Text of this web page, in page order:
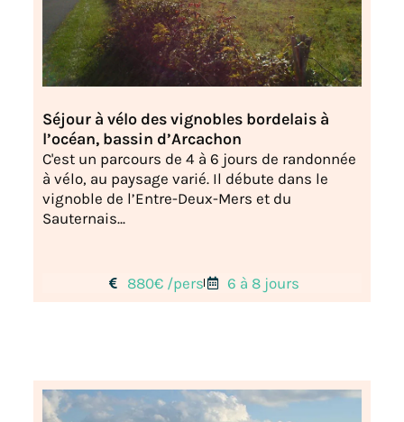
Séjour à vélo des vignobles bordelais à
l’océan, bassin d’Arcachon
C'est un parcours de 4 à 6 jours de randonnée
à vélo, au paysage varié. Il débute dans le
vignoble de l’Entre-Deux-Mers et du
Sauternais...
880€ /pers 6 à 8 jours